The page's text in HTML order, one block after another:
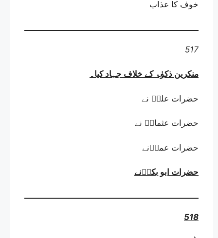
خوف کا عذاب
517
منکرین ذکوٰۃ کے خلاف جہاد کیا۔
حضرات علیؓ نے
حضرات عثمانؓ نے
حضرات عمرؓنے
حضرات ابو بکرؓنے
518